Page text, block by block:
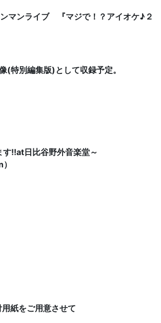
マンライブ 『マジで！？アイオケ♪
(特別編集版)として収録予定。
!!at日比谷野外音楽堂～
紙をご用意させて